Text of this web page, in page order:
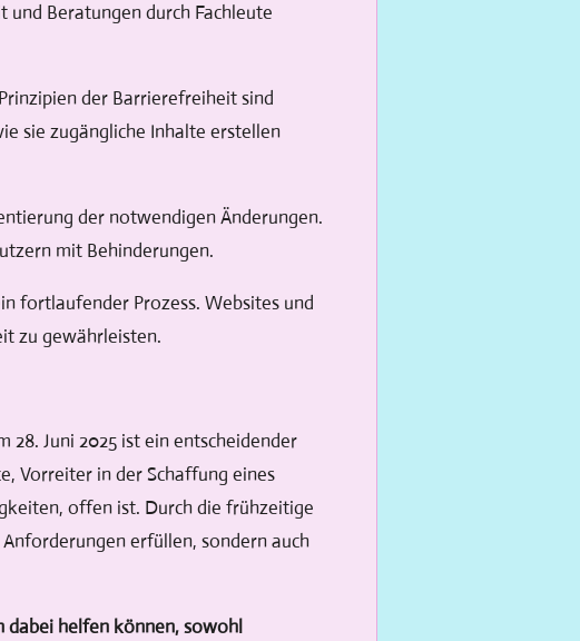
Beratungen durch Fachleute
der Barrierefreiheit sind
sie zugängliche Inhalte erstellen
der notwendigen Änderungen.
mit Behinderungen.
fortlaufender Prozess. Websites und
zu gewährleisten.
Juni 2025 ist ein entscheidender
Vorreiter in der Schaffung eines
offen ist. Durch die frühzeitige
erfüllen, sondern auch
dabei helfen können, sowohl